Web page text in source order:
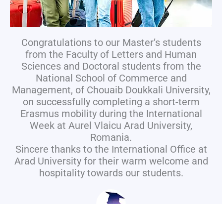
Congratulations to our Master’s students
from the Faculty of Letters and Human
Sciences and Doctoral students from the
National School of Commerce and
Management, of Chouaib Doukkali University,
on successfully completing a short-term
Erasmus mobility during the International
Week at Aurel Vlaicu Arad University,
Romania.
Sincere thanks to the International Office at
Arad University for their warm welcome and
hospitality towards our students.